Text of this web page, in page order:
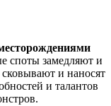
споты замедляют и
и наносят
и талантов